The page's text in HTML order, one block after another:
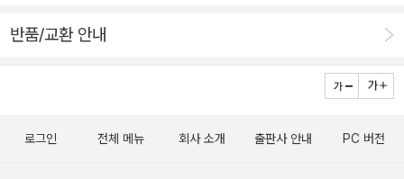
싶어집니다. 하지만 아직까지는 말보다는 글을 쓸때만~~~ '푸
로 갈때 빨기 쉬운 옷으로 입고 가는건 기본이죠. 기본을 알고 있
이 쓰이는것 같아요.^^ 그러고보니 꼬치는 항상 모듬을 시켜서
스틱 포 배트맨 - 배트맨 제대로 만화를 본적 없으
면서 계속 소장하고 있어요. ^^마블 코믹스 정리되면 DC 코믹스
본스럽지만, 그런면이 궁금한만화책. '어제 뭐 먹었어?' 처음
반품/교환 안내
로그인 전체 메뉴 회사 소개 출판사 안내 PC 버전